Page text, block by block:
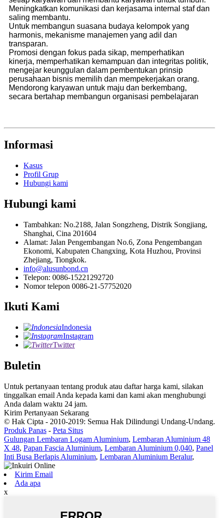
Meningkatkan komunikasi dan kerjasama internal staf dan
saling membantu.
Untuk membangun suasana budaya kelompok yang
harmonis, mekanisme manajemen yang adil dan
transparan.
Promosi dengan fokus pada sikap, memperhatikan
kinerja, memperhatikan kemampuan dan integritas politik,
mengejar keunggulan dalam pembentukan prinsip
perusahaan bisnis memilih dan mempekerjakan orang.
Mendorong karyawan untuk maju dan berkembang,
secara bertahap membangun organisasi pembelajaran
Informasi
Kasus
Profil Grup
Hubungi kami
Hubungi kami
Tambahkan: No.2188, Jalan Songzheng, Distrik Songjiang,
Shanghai, Cina 201604
Alamat: Jalan Pengembangan No.6, Zona Pengembangan
Ekonomi, Kabupaten Changxing, Kota Huzhou, Provinsi
Zhejiang, Tiongkok.
info@alusunbond.cn
Telepon: 0086-15221292720
Nomor telepon 0086-21-57752020
Ikuti Kami
Indonesia
Instagram
Twitter
Buletin
Untuk pertanyaan tentang produk atau daftar harga kami, silakan
tinggalkan email Anda kepada kami dan kami akan menghubungi
Anda dalam waktu 24 jam.
Kirim Pertanyaan Sekarang
© Hak Cipta - 2010-2019: Semua Hak Dilindungi Undang-Undang.
Produk Panas - Peta Situs
Gulungan Lembaran Logam Aluminium, Lembaran Aluminium 48
X 48, Papan Fascia Aluminium, Lembaran Aluminium 0,040, Panel
Inti Busa Berlapis Aluminium, Lembaran Aluminium Beralur,
Kirim Email
Ada apa
x